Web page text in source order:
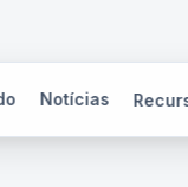
Notícias